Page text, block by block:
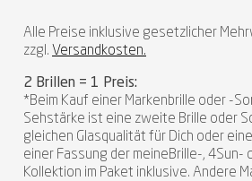
Alle Preise inklusive gesetzlicher
zzgl. Versandkosten.
2 Brillen = 1 Preis:
*Beim Kauf einer Markenbrille oder -
Sehstärke ist eine zweite Brille oder
gleichen Glasqualität für Dich oder
einer Fassung der meineBrille-, 4Sun-
Kollektion im Paket inklusive. Andere